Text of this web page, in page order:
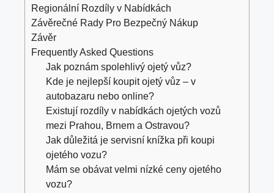
Regionální Rozdíly v Nabídkách
Závěrečné Rady Pro Bezpečný Nákup
Závěr
Frequently Asked Questions
Jak poznám spolehlivý ojetý vůz?
Kde je nejlepší koupit ojetý vůz – v
autobazaru nebo online?
Existují rozdíly v nabídkách ojetých vozů
mezi Prahou, Brnem a Ostravou?
Jak důležitá je servisní knížka při koupi
ojetého vozu?
Mám se obávat velmi nízké ceny ojetého
vozu?